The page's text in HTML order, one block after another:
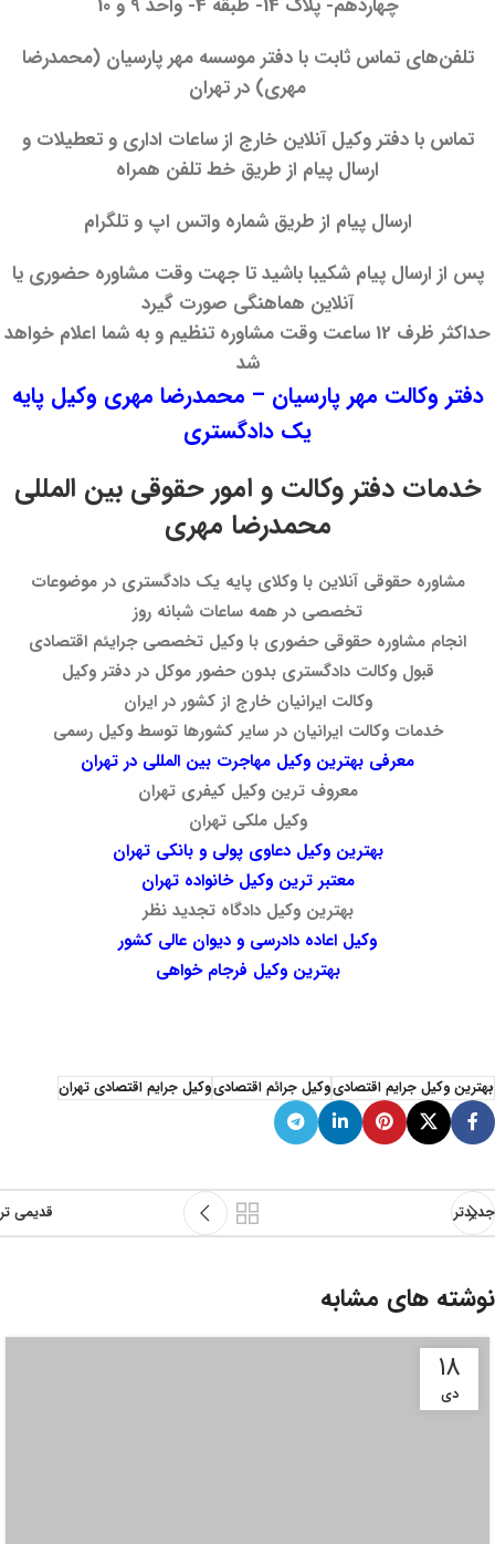
چهاردهم- پلاک 14- طبقه 4- واحد 9 و 10
تلفن‌های تماس ثابت با دفتر موسسه مهر پارسیان (محمدرضا
مهری) در تهران
تماس با دفتر وکیل آنلاین خارج از ساعات اداری و تعطیلات و
ارسال پیام از طریق خط تلفن همراه
ارسال پیام از طریق شماره واتس اپ و تلگرام
پس از ارسال پیام شکیبا باشید تا جهت وقت مشاوره حضوری یا
آنلاین هماهنگی صورت گیرد
حداکثر ظرف 12 ساعت وقت مشاوره تنظیم و به شما اعلام خواهد
شد
دفتر وکالت مهر پارسیان – محمدرضا مهری وکیل پایه
یک دادگستری
خدمات دفتر وکالت و امور حقوقی بین المللی
محمدرضا مهری
مشاوره حقوقی آنلاین با وکلای پایه یک دادگستری در موضوعات
تخصصی در همه ساعات شبانه روز
انجام مشاوره حقوقی حضوری با وکیل تخصصی جرایئم اقتصادی
قبول وکالت دادگستری بدون حضور موکل در دفتر وکیل
وکالت ایرانیان خارج از کشور در ایران
خدمات وکالت ایرانیان در سایر کشورها توسط وکیل رسمی
معرفی بهترین وکیل مهاجرت بین المللی در تهران
معروف ترین وکیل کیفری تهران
وکیل ملکی تهران
بهترین وکیل دعاوی پولی و بانکی تهران
معتبر ترین وکیل خانواده تهران
بهترین وکیل دادگاه تجدید نظر
وکیل اعاده دادرسی و دیوان عالی کشور
بهترین وکیل فرجام خواهی
بهترین وکیل جرایم اقتصادیوکیل جرائم اقتصادیوکیل جرایم اقتصادی تهران
جدیدتر قدیمی تر
نوشته های مشابه
۱۸
دی